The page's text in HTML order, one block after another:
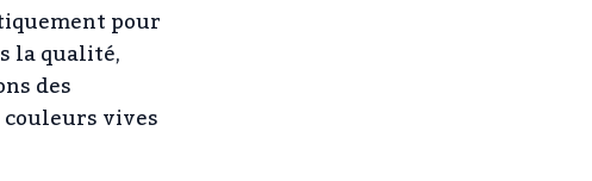
pour
la qualité,
des
vives